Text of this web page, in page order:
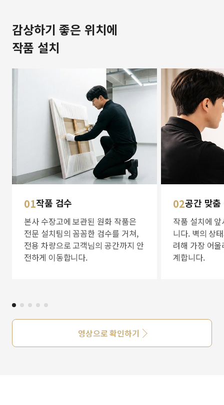
감상하기 좋은 위치에
작품 설치
01작품 검수
본사 수장고에 보관된 원화 작품은
전문 설치팀의 꼼꼼한 검수를 거쳐,
전용 차량으로 고객님의 공간까지 안
전하게 이동합니다.
02공간 맞
작품 설치에
니다. 벽의 상
려해 가장 어
계합니다.
영상으로 확인하기